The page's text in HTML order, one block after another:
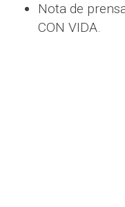
Nota de
CON VIDA.